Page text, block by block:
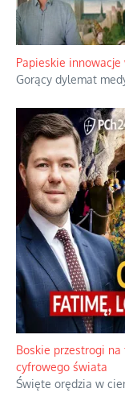
Kamienie i siekiery
Gorzka analityka
Papieskie
Gorący dylemat